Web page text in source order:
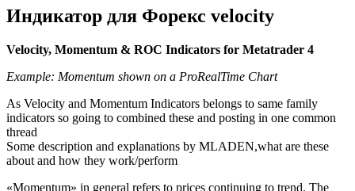
Индикатор для Форекс velocity
Velocity, Momentum & ROC Indicators for Metatrader 4
Example: Momentum shown on a ProRealTime Chart
As Velocity and Momentum Indicators belongs to same family
indicators so going to combined these and posting in one common
thread
Some description and explanations by MLADEN,what are these
about and how they work/perform
«Momentum» in general refers to prices continuing to trend. The